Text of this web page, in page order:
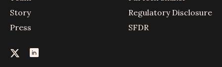
Story
Press
Regulatory Disclosure
SFDR